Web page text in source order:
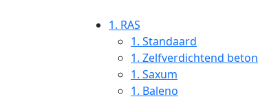
1. RAS
1. Standaard
1. Zelfverdichtend beton
1. Saxum
1. Baleno